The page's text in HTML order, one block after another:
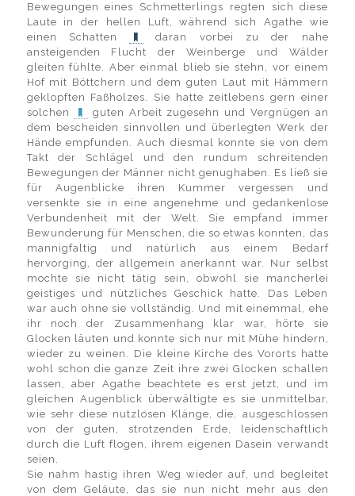
Bewegungen eines Schmetterlings regten sich diese
Laute in der hellen Luft, während sich Agathe wie
einen Schatten
daran vorbei zu der nahe
ansteigenden Flucht der Weinberge und Wälder
gleiten fühlte. Aber einmal blieb sie stehn, vor einem
Hof mit Böttchern und dem guten Laut mit Hämmern
geklopften Faßholzes. Sie hatte zeitlebens gern einer
solchen
guten Arbeit zugesehn und Vergnügen an
dem bescheiden sinnvollen und überlegten Werk der
Hände empfunden. Auch diesmal konnte sie von dem
Takt der Schlägel und den rundum schreitenden
Bewegungen der Männer nicht genughaben. Es ließ sie
für Augenblicke ihren Kummer vergessen und
versenkte sie in eine angenehme und gedankenlose
Verbundenheit mit der Welt. Sie empfand immer
Bewunderung für Menschen, die so etwas konnten, das
mannigfaltig und natürlich aus einem Bedarf
hervorging, der allgemein anerkannt war. Nur selbst
mochte sie nicht tätig sein, obwohl sie mancherlei
geistiges und nützliches Geschick hatte. Das Leben
war auch ohne sie vollständig. Und mit einemmal, ehe
ihr noch der Zusammenhang klar war, hörte sie
Glocken läuten und konnte sich nur mit Mühe hindern,
wieder zu weinen. Die kleine Kirche des Vororts hatte
wohl schon die ganze Zeit ihre zwei Glocken schallen
lassen, aber Agathe beachtete es erst jetzt, und im
gleichen Augenblick überwältigte es sie unmittelbar,
wie sehr diese nutzlosen Klänge, die, ausgeschlossen
von der guten, strotzenden Erde, leidenschaftlich
durch die Luft flogen, ihrem eigenen Dasein verwandt
seien.
Sie nahm hastig ihren Weg wieder auf, und begleitet
von dem Geläute, das sie nun nicht mehr aus den